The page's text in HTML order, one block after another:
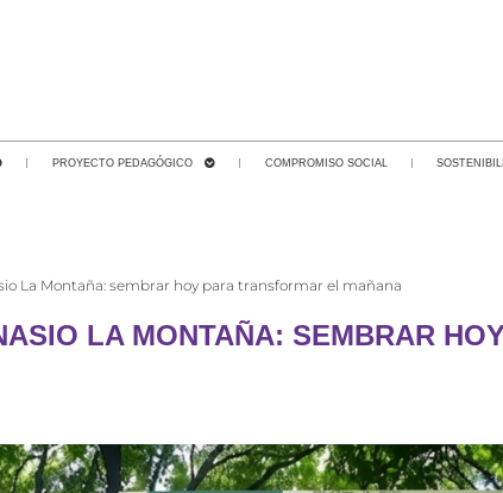
PROYECTO PEDAGÓGICO COMPROMISO SOCIAL
La Montaña: sembrar hoy para transformar el mañana
LA MONTAÑA: SEMBRAR